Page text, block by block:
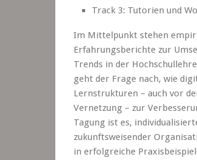
Track 3: Tutorien und
Im Mittelpunkt stehen
Erfahrungsberichte zur
Trends in der
geht der Frage nach, wie
Lernstrukturen – auch vor
Vernetzung – zur
Tagung ist es,
zukunftsweisender
in erfolgreiche